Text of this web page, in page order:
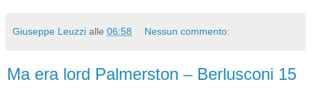
Giuseppe Leuzzi alle 06:58 Nessun commento:
Ma era lord Palmerston – Berlusconi 15